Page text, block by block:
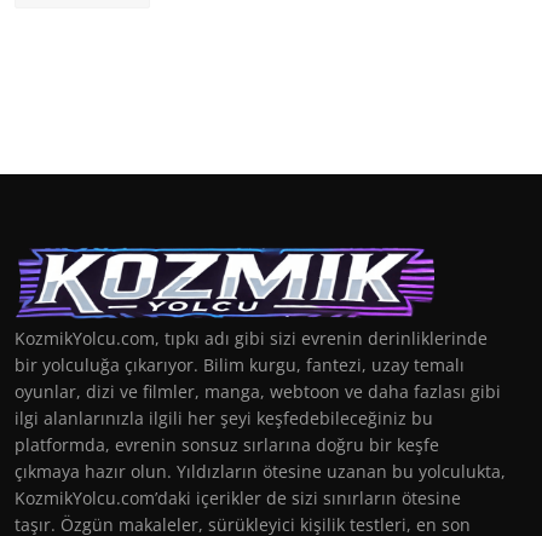
KozmikYolcu.com, tıpkı adı gibi sizi evrenin derinliklerinde
bir yolculuğa çıkarıyor. Bilim kurgu, fantezi, uzay temalı
oyunlar, dizi ve filmler, manga, webtoon ve daha fazlası gibi
ilgi alanlarınızla ilgili her şeyi keşfedebileceğiniz bu
platformda, evrenin sonsuz sırlarına doğru bir keşfe
çıkmaya hazır olun. Yıldızların ötesine uzanan bu yolculukta,
KozmikYolcu.com’daki içerikler de sizi sınırların ötesine
taşır. Özgün makaleler, sürükleyici kişilik testleri, en son